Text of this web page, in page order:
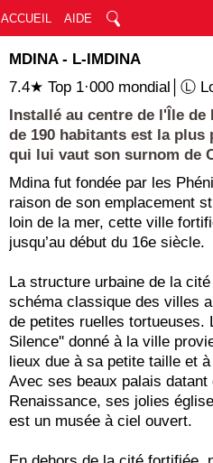
ACCUEIL AIDE
MDINA - L-IMDINA
7.4★ Top 1·000 mondial│Ⓛ
Installé au centre de l'Île
de 190 habitants est la
qui lui vaut son surnom de
Mdina fut fondée par les
raison de son emplacement
loin de la mer, cette ville
jusqu’au début du 16e siècle.
La structure urbaine de la
schéma classique des villes
de petites ruelles tortueuses.
Silence'' donné à la ville
lieux due à sa petite taille et
Avec ses beaux palais
Renaissance, ses jolies
est un musée à ciel ouvert.